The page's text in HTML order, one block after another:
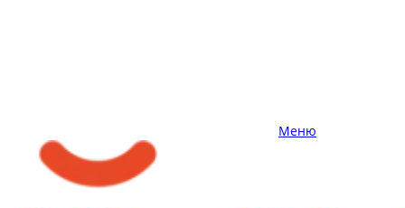
Меню